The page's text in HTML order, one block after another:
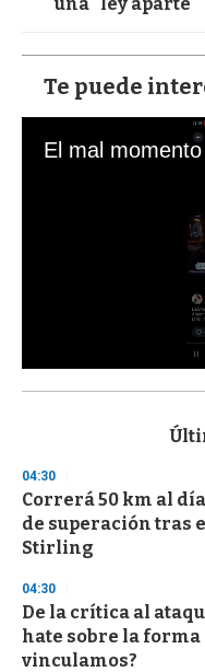
Te puede
s
d
s
o
f
3
s
e
c
o
n
04:30
Correrá 50 km al
de superación tras
Stirling
04:30
De la crítica al
hate sobre la forma
vinculamos?